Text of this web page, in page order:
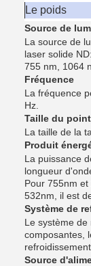
Le poids
Source de
La source de
laser solide
755 nm, 1064
Fréquence
La fréquence
Hz.
Taille du point
La taille de la
Produit
La puissance
longueur
Pour 755nm
532nm, il est
Système de
Le système
composantes,
Source